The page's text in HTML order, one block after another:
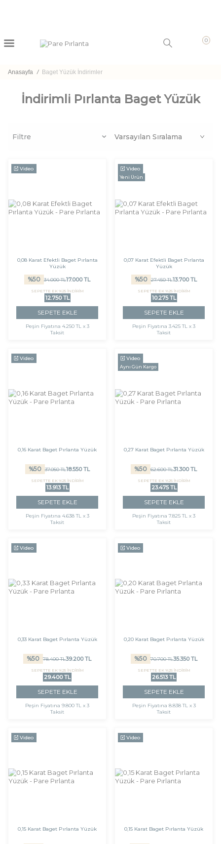
0
Anasayfa / Baget Yüzük İndirimler
İndirimli Pırlanta Baget Yüzük
Filtre
Video
0,08 Karat Efektli Baget Pırlanta
Yüzük
%50 34.000TL17.000TL
SEPETTE EK %25 İNDİRİM
12.750 TL
SEPETE EKLE
Peşin Fiyatına 4.250 TL x 3
Taksit
Video
Yeni Ürün
0,07 Karat Efektli Baget Pırlanta
Yüzük
%50 27.450TL13.700TL
SEPETTE EK %25 İNDİRİM
10.275 TL
SEPETE EKLE
Peşin Fiyatına 3.425 TL x 3
Taksit
Video
0,16 Karat Baget Pırlanta Yüzük
%50 37.050TL18.550TL
SEPETTE EK %25 İNDİRİM
13.913 TL
SEPETE EKLE
Peşin Fiyatına 4.638 TL x 3
Taksit
Video
Aynı Gün Kargo
0,27 Karat Baget Pırlanta Yüzük
%50 62.600TL31.300TL
SEPETTE EK %25 İNDİRİM
23.475 TL
SEPETE EKLE
Peşin Fiyatına 7.825 TL x 3
Taksit
Video
0,33 Karat Baget Pırlanta Yüzük
%50 78.400TL39.200TL
SEPETTE EK %25 İNDİRİM
29.400 TL
SEPETE EKLE
Peşin Fiyatına 9.800 TL x 3
Taksit
Video
0,20 Karat Baget Pırlanta Yüzük
%50 70.700TL35.350TL
SEPETTE EK %25 İNDİRİM
26.513 TL
SEPETE EKLE
Peşin Fiyatına 8.838 TL x 3
Taksit
Video
0,15 Karat Baget Pırlanta Yüzük
Video
0,15 Karat Baget Pırlanta Yüzük